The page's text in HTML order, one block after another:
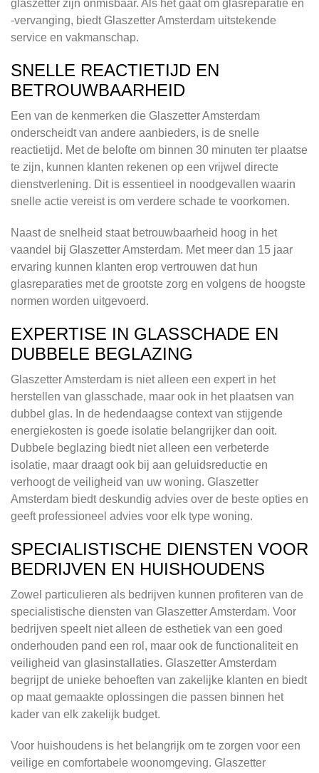
glaszetter zijn onmisbaar. Als het gaat om glasreparatie en
-vervanging, biedt Glaszetter Amsterdam uitstekende
service en vakmanschap.
SNELLE REACTIETIJD EN
BETROUWBAARHEID
Een van de kenmerken die Glaszetter Amsterdam
onderscheidt van andere aanbieders, is de snelle
reactietijd. Met de belofte om binnen 30 minuten ter plaatse
te zijn, kunnen klanten rekenen op een vrijwel directe
dienstverlening. Dit is essentieel in noodgevallen waarin
snelle actie vereist is om verdere schade te voorkomen.
Naast de snelheid staat betrouwbaarheid hoog in het
vaandel bij Glaszetter Amsterdam. Met meer dan 15 jaar
ervaring kunnen klanten erop vertrouwen dat hun
glasreparaties met de grootste zorg en volgens de hoogste
normen worden uitgevoerd.
EXPERTISE IN GLASSCHADE EN
DUBBELE BEGLAZING
Glaszetter Amsterdam is niet alleen een expert in het
herstellen van glasschade, maar ook in het plaatsen van
dubbel glas. In de hedendaagse context van stijgende
energiekosten is goede isolatie belangrijker dan ooit.
Dubbele beglazing biedt niet alleen een verbeterde
isolatie, maar draagt ook bij aan geluidsreductie en
verhoogt de veiligheid van uw woning. Glaszetter
Amsterdam biedt deskundig advies over de beste opties en
geeft professioneel advies voor elk type woning.
SPECIALISTISCHE DIENSTEN VOOR
BEDRIJVEN EN HUISHOUDENS
Zowel particulieren als bedrijven kunnen profiteren van de
specialistische diensten van Glaszetter Amsterdam. Voor
bedrijven speelt niet alleen de esthetiek van een goed
onderhouden pand een rol, maar ook de functionaliteit en
veiligheid van glasinstallaties. Glaszetter Amsterdam
begrijpt de unieke behoeften van zakelijke klanten en biedt
op maat gemaakte oplossingen die passen binnen het
kader van elk zakelijk budget.
Voor huishoudens is het belangrijk om te zorgen voor een
veilige en comfortabele woonomgeving. Glaszetter